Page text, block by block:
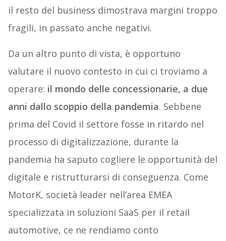
il resto del business dimostrava margini troppo
fragili, in passato anche negativi.
Da un altro punto di vista, è opportuno
valutare il nuovo contesto in cui ci troviamo a
operare: il mondo delle concessionarie, a due
anni dallo scoppio della pandemia. Sebbene
prima del Covid il settore fosse in ritardo nel
processo di digitalizzazione, durante la
pandemia ha saputo cogliere le opportunità del
digitale e ristrutturarsi di conseguenza. Come
MotorK, società leader nell’area EMEA
specializzata in soluzioni SaaS per il retail
automotive, ce ne rendiamo conto